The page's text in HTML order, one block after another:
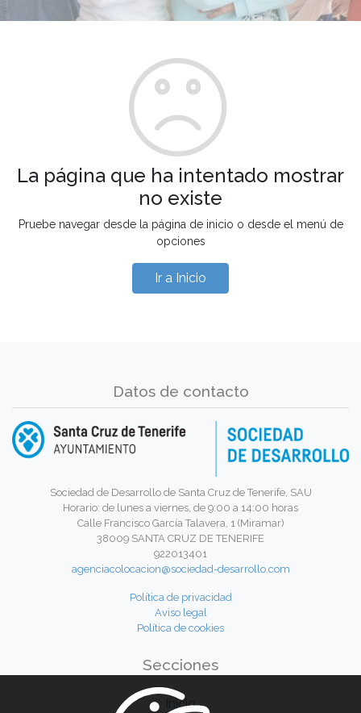
La página que ha intentado mostrar
no existe
Pruebe navegar desde la página de inicio o desde el menú de
opciones
Ir a Inicio
Datos de contacto
Sociedad de Desarrollo de Santa Cruz de Tenerife, SAU
Horario: de lunes a viernes, de 9:00 a 14:00 horas
Calle Francisco García Talavera, 1 (Miramar)
38009 SANTA CRUZ DE TENERIFE
922013401
agenciacolocacion@sociedad-desarrollo.com
Política de privacidad
Aviso legal
Política de cookies
Secciones
Inicio